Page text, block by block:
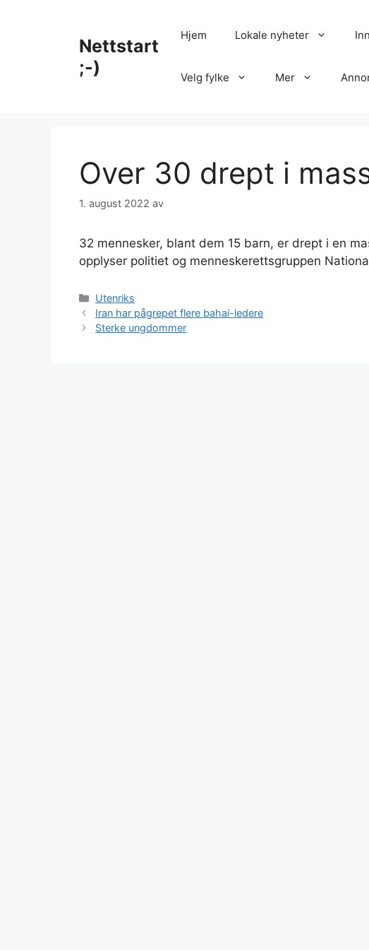
Nettstart
;-)
Hjem Lokale nyheter
Velg fylke Mer
Over 30 drept i
1. august 2022 av
32 mennesker, blant dem 15 barn, er drept i en
opplyser politiet og menneskerettsgruppen
Kategorier
Utenriks
Iran har pågrepet flere bahai-ledere
Sterke ungdommer